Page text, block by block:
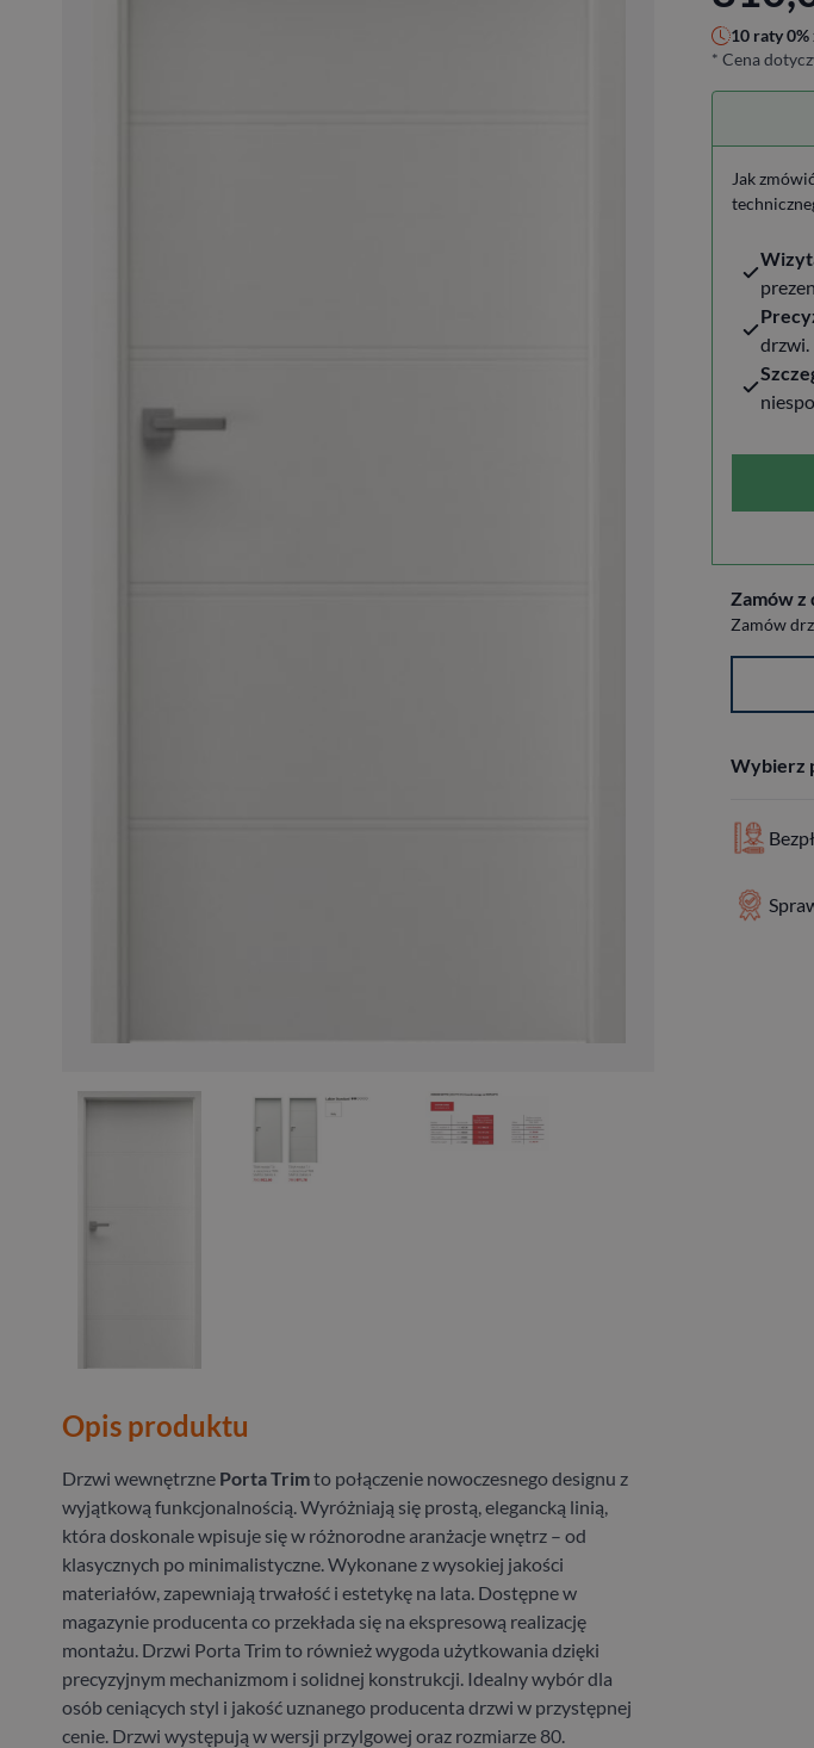
Opis produktu
Drzwi wewnętrzne Porta Trimto połączenie nowoczesnego designu z
wyjątkową funkcjonalnością. Wyróżniają się prostą, elegancką linią,
która doskonale wpisuje się w różnorodne aranżacje wnętrz – od
klasycznych po minimalistyczne. Wykonane z wysokiej jakości
materiałów, zapewniają trwałość i estetykę na lata. Dostępne w
magazynie producenta co przekłada się na ekspresową realizację
montażu. Drzwi Porta Trim to również wygoda użytkowania dzięki
precyzyjnym mechanizmom i solidnej konstrukcji. Idealny wybór dla
osób ceniących styl i jakość uznanego producenta drzwi w przystępnej
cenie. Drzwi występują w wersji przylgowej oraz rozmiarze 80.
10 raty 0%
* Cena
Jak
drzwi.
Zamów z
Zamów
Wybierz